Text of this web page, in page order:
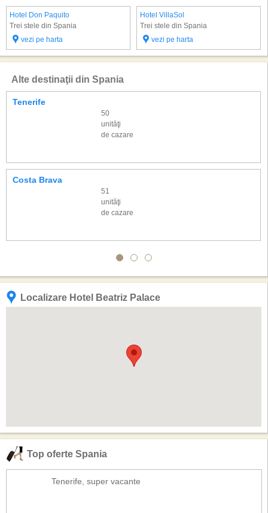
Hotel Don Paquito
Trei stele din Spania
vezi pe harta
Hotel VillaSol
Trei stele din Spania
vezi pe harta
Alte destinaţii din Spania
Tenerife
50
unităţi
de cazare
Costa Brava
51
unităţi
de cazare
Localizare Hotel Beatriz Palace
Top oferte Spania
Tenerife, super vacante